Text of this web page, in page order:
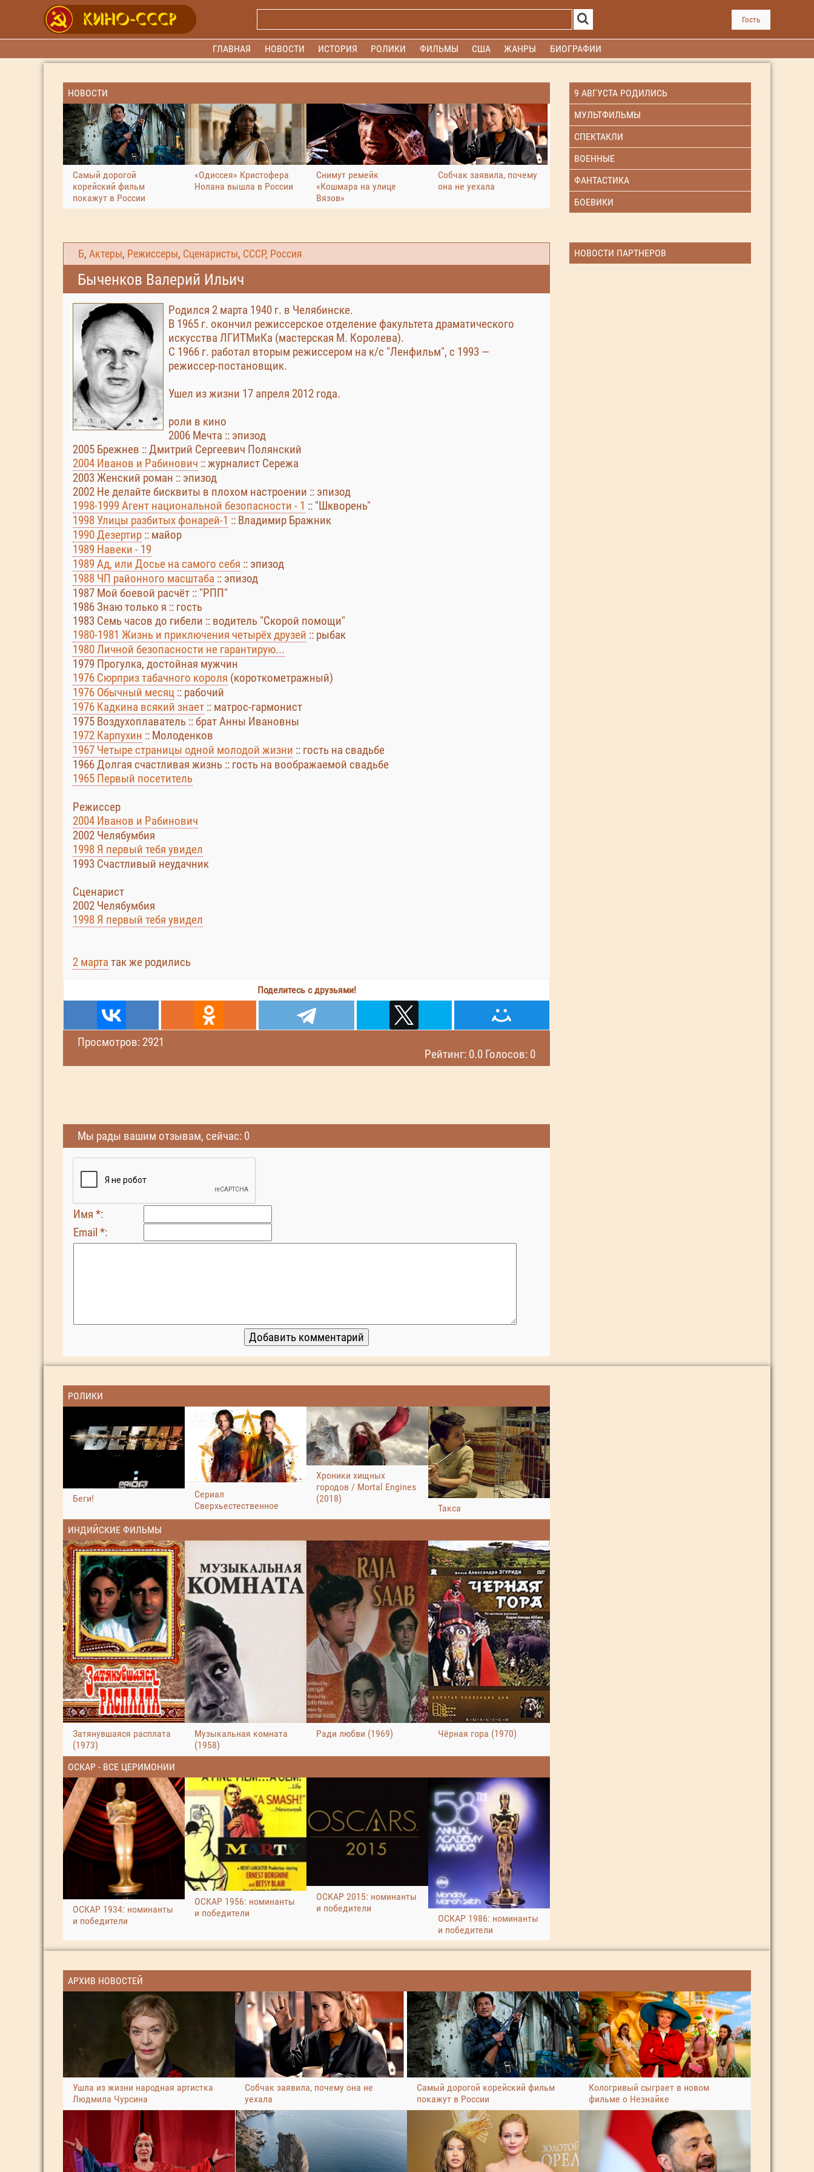
Гость
ГЛАВНАЯ НОВОСТИ ИСТОРИЯ РОЛИКИ ФИЛЬМЫ США ЖАНРЫ БИОГРАФИИ
НОВОСТИ
Самый дорогой
корейский фильм
покажут в России
«Одиссея» Кристофера
Нолана вышла в России
Снимут ремейк
«Кошмара на улице
Вязов»
Собчак заявила, почему
она не уехала
9 АВГУСТА РОДИЛИСЬ
МУЛЬТФИЛЬМЫ
СПЕКТАКЛИ
ВОЕННЫЕ
ФАНТАСТИКА
БОЕВИКИ
Б, Актеры, Режиссеры, Сценаристы, СССР, Россия
Быченков Валерий Ильич
Родился 2 марта 1940 г. в Челябинске.
В 1965 г. окончил режиссерское отделение факультета драматического
искусства ЛГИТМиКа (мастерская М. Королева).
С 1966 г. работал вторым режиссером на к/с "Ленфильм", с 1993 —
режиссер-постановщик.
Ушел из жизни 17 апреля 2012 года.
роли в кино
2006 Мечта :: эпизод
2005 Брежнев :: Дмитрий Сергеевич Полянский
2004 Иванов и Рабинович :: журналист Сережа
2003 Женский роман :: эпизод
2002 Не делайте бисквиты в плохом настроении :: эпизод
1998-1999 Агент национальной безопасности - 1 :: "Шкворень"
1998 Улицы разбитых фонарей-1 :: Владимир Бражник
1990 Дезертир :: майор
1989 Навеки - 19
1989 Ад, или Досье на самого себя :: эпизод
1988 ЧП районного масштаба :: эпизод
1987 Мой боевой расчёт :: "РПП"
1986 Знаю только я :: гость
1983 Семь часов до гибели :: водитель "Скорой помощи"
1980-1981 Жизнь и приключения четырёх друзей :: рыбак
1980 Личной безопасности не гарантирую...
1979 Прогулка, достойная мужчин
1976 Сюрприз табачного короля (короткометражный)
1976 Обычный месяц :: рабочий
1976 Кадкина всякий знает :: матрос-гармонист
1975 Воздухоплаватель :: брат Анны Ивановны
1972 Карпухин :: Молоденков
1967 Четыре страницы одной молодой жизни :: гость на свадьбе
1966 Долгая счастливая жизнь :: гость на воображаемой свадьбе
1965 Первый посетитель
Режиссер
2004 Иванов и Рабинович
2002 Челябумбия
1998 Я первый тебя увидел
1993 Счастливый неудачник
Сценарист
2002 Челябумбия
1998 Я первый тебя увидел
2 марта так же родились
Поделитесь с друзьями!
Просмотров: 2921
Рейтинг: 0.0 Голосов: 0
НОВОСТИ ПАРТНЕРОВ
Мы рады вашим отзывам, сейчас: 0
Имя *:
Email *:
РОЛИКИ
Беги!
Сериал
Сверхьестественное
Хроники хищных
городов / Mortal Engines
(2018)
Такса
ИНДИЙСКИЕ ФИЛЬМЫ
Затянувшаяся расплата
(1973)
Музыкальная комната
(1958)
Ради любви (1969) Чёрная гора (1970)
ОСКАР - ВСЕ ЦЕРИМОНИИ
ОСКАР 1934: номинанты
и победители
ОСКАР 1956: номинанты
и победители
ОСКАР 2015: номинанты
и победители
ОСКАР 1986: номинанты
и победители
АРХИВ НОВОСТЕЙ
Ушла из жизни народная артистка
Людмила Чурсина
Собчак заявила, почему она не
уехала
Самый дорогой корейский фильм
покажут в России
Кологривый сыграет в новом
фильме о Незнайке